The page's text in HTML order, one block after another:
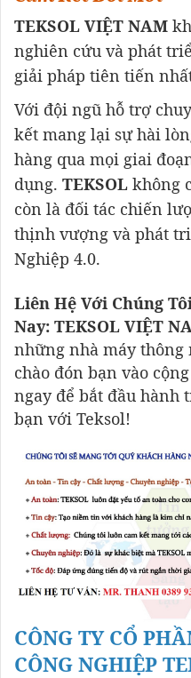
TEKSOL VIỆT NAM
nghiên cứu và phát
giải pháp tiên tiến
Với đội ngũ hỗ trợ
kết mang lại sự hài
hàng qua mọi giai
dụng. TEKSOL không
còn là đối tác chiến
thịnh vượng và phát
Nghiệp 4.0.
Liên Hệ Với Chúng
Nay: TEKSOL VIỆT
những nhà máy
chào đón bạn vào
ngay để bắt đầu hành
bạn với Teksol!
CÔNG TY CỔ
CÔNG NGHIỆP